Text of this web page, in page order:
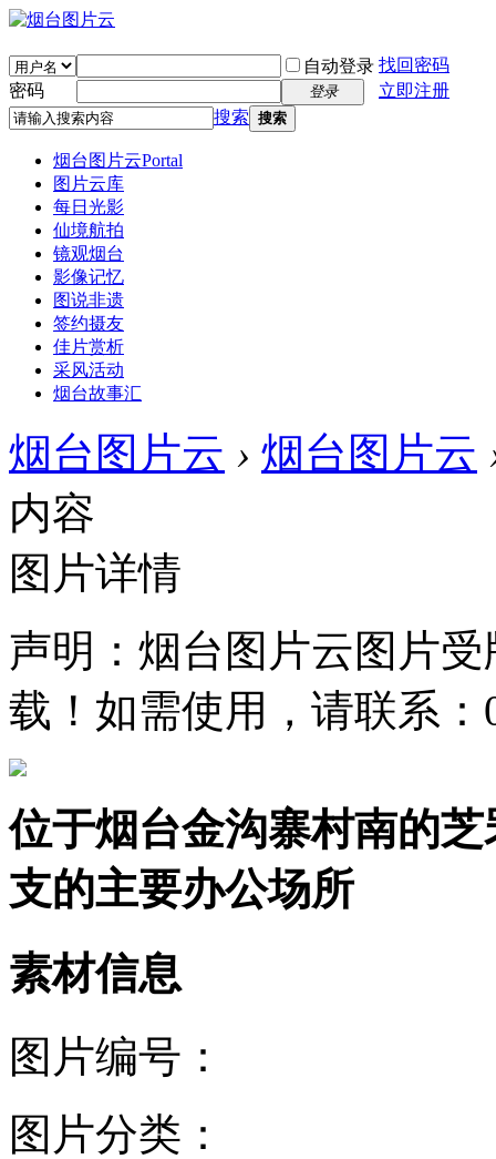
自动登录 找回密码
密码
登录
立即注册
搜索 搜索
烟台图片云Portal
图片云库
每日光影
仙境航拍
镜观烟台
影像记忆
图说非遗
签约摄友
佳片赏析
采风活动
烟台故事汇
烟台图片云 › 烟台图片云
内容
图片详情
声明：烟台图片云图片
载！如需使用，请联系：
位于烟台金沟寨村南的
支的主要办公场所
素材信息
图片编号：
图片分类：